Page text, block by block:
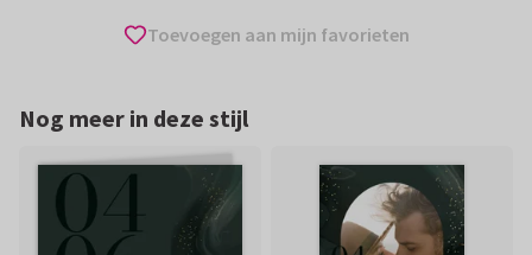
Toevoegen aan mijn favorieten
Nog meer in deze stijl